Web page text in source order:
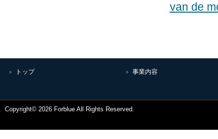
van de
トップ 事業内容
Copyright© 2026 Forblue All Rights Reserved.